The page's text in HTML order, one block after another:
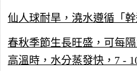
仙人球耐旱，澆水遵循「
春秋季節生長旺盛，可每
高溫時，水分蒸發快，7 -